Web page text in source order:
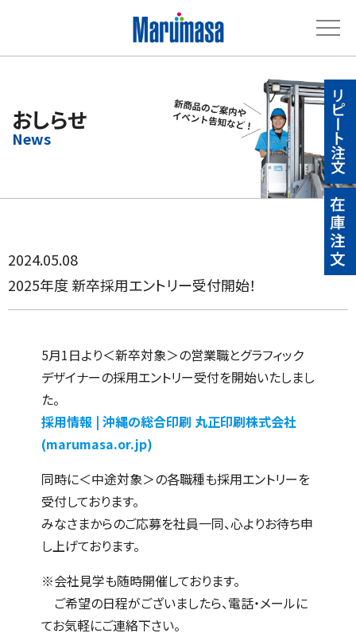
おしらせ
2024.05.08
2025年度 新卒採用エントリー受付開始！
5月1日より＜新卒対象＞の営業職とグラフィック
デザイナーの採用エントリー受付を開始いたしまし
た。
採用情報 | 沖縄の総合印刷 丸正印刷株式会社
(marumasa.or.jp)
同時に＜中途対象＞の各職種も採用エントリーを
受付しております。
みなさまからのご応募を社員一同、心よりお待ち申
し上げております。
※会社見学も随時開催しております。
ご希望の日程がございましたら、電話・メールに
てお気軽にご連絡下さい。